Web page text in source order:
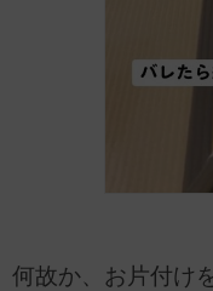
何故か、お片付け